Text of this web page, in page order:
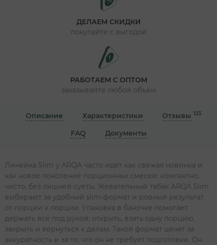
ДЕЛАЕМ СКИДКИ
покупайте с выгодой
РАБОТАЕМ С ОПТОМ
заказывайте любой объём
Описание Характеристики Отзывы 123
FAQ Документы
Линейка Slim у ARQA часто идёт как свежая новинка и
как новое поколение порционных смесей: компактно,
чисто, без лишней суеты. Жевательный табак ARQA Slim
выбирают за удобный slim-формат и ровный результат
от порции к порции. Упаковка в баночке помогает
держать всё под рукой: открыть, взять одну порцию,
закрыть и вернуться к делам. Такой формат ценят за
аккуратность и за то, что он не требует подготовки. Он